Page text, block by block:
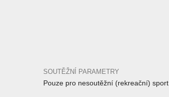
SOUTĚŽNÍ PARAMETRY
Pouze pro nesoutěžní (rekreační) sport